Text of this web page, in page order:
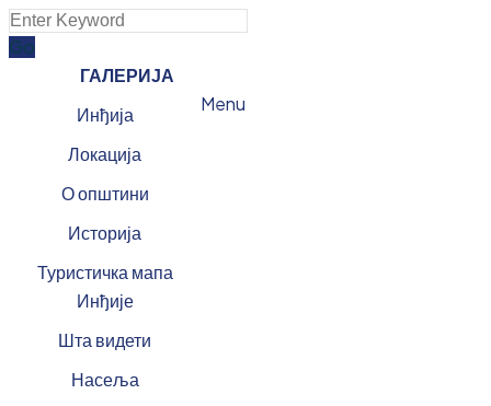
ГАЛЕРИЈА
Инђија
Локација
О општини
Историја
Туристичка мапа
Инђије
Шта видети
Насеља
Menu